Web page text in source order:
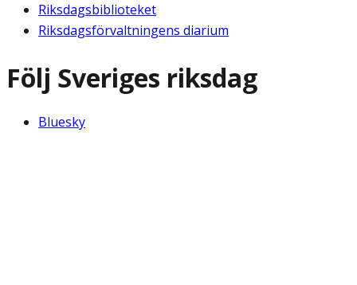
Riksdagsbiblioteket
Riksdagsförvaltningens diarium
Följ Sveriges riksdag
Bluesky